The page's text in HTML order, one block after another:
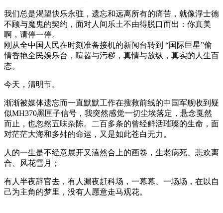
我们总是渴望快乐永驻，遗忘和远离所有的痛苦，就像浮士德
不顾与魔鬼的契约，面对人间乐土不由得脱口而出：你真美
啊，请停一停。
刚从全中国人民在时刻准备接机的新闻台转到 “国际巨星”偷
情香艳全民娱乐台，喧嚣与污秽，真情与放纵，真实的人生百
态。
今天，清明节。
渐渐被媒体遗忘而一直默默工作在搜救前线的中国军舰收到疑
似MH370黑匣子信号，我突然感觉一切尘埃落定，悬念戛然
而止，也忽然五味杂陈。二百多条的曾经鲜活璀璨的生命，面
对茫茫大海和多舛的命运，又是如此苍白无力。
人的一生是不经意展开又溘然合上的画卷，生老病死、悲欢离
合、风花雪月；
有人半夜辞官去，有人漏夜赶科场，一幕幕、一场场，在以自
己为主角的梦里，没有人愿意走马观花。